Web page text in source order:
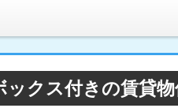
ックス付きの賃貸